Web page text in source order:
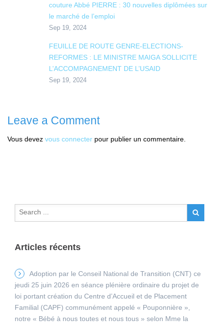
couture Abbé PIERRE : 30 nouvelles diplômées sur
le marché de l’emploi
Sep 19, 2024
FEUILLE DE ROUTE GENRE-ELECTIONS-
REFORMES : LE MINISTRE MAIGA SOLLICITE
L’ACCOMPAGNEMENT DE L’USAID
Sep 19, 2024
Leave a Comment
Vous devez vous connecter pour publier un commentaire.
Articles récents
Adoption par le Conseil National de Transition (CNT) ce
jeudi 25 juin 2026 en séance plénière ordinaire du projet de
loi portant création du Centre d’Accueil et de Placement
Familial (CAPF) communément appelé « Pouponnière »,
notre « Bébé à nous toutes et nous tous » selon Mme la